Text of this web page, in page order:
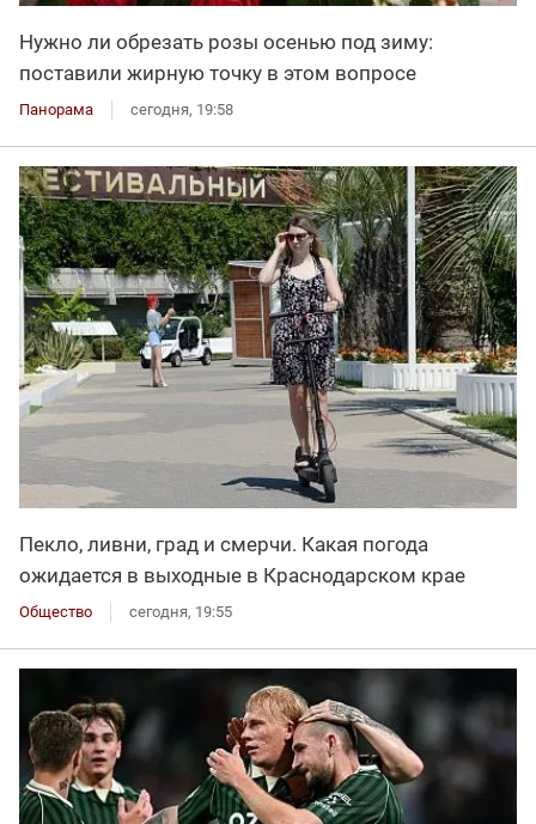
Нужно ли обрезать розы осенью под зиму:
поставили жирную точку в этом вопросе
Панорама сегодня, 19:58
Пекло, ливни, град и смерчи. Какая погода
ожидается в выходные в Краснодарском крае
Общество сегодня, 19:55